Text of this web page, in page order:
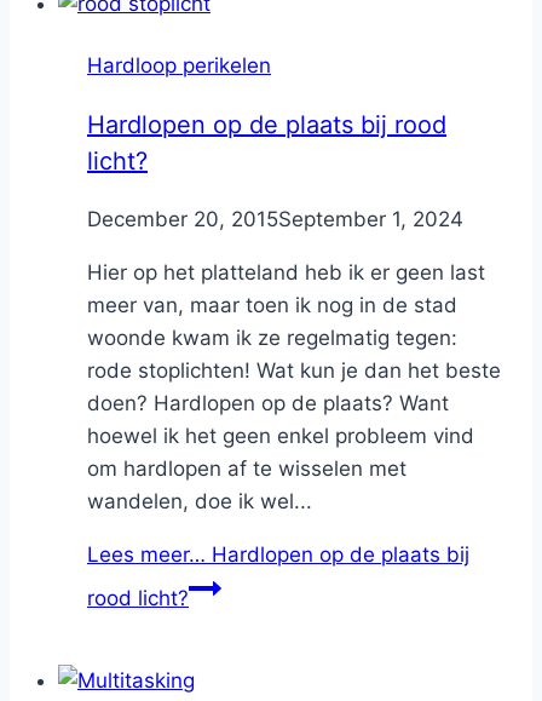
Hardloop perikelen
Hardlopen op de plaats bij rood
licht?
ByNicole
December 20, 2015September 1, 2024
Hier op het platteland heb ik er geen last
meer van, maar toen ik nog in de stad
woonde kwam ik ze regelmatig tegen:
rode stoplichten! Wat kun je dan het beste
doen? Hardlopen op de plaats? Want
hoewel ik het geen enkel probleem vind
om hardlopen af te wisselen met
wandelen, doe ik wel...
Lees meer… Hardlopen op de plaats bij
rood licht?